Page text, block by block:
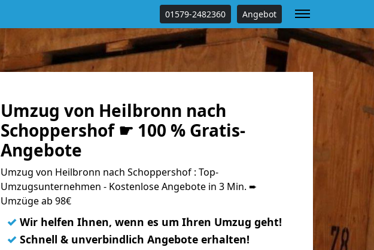
01579-2482360 Angebot
Umzug von Heilbronn nach
Schoppershof ☛ 100 % Gratis-
Angebote
Umzug von Heilbronn nach Schoppershof : Top-
Umzugsunternehmen - Kostenlose Angebote in 3 Min. ➨
Umzüge ab 98€
✓ Wir helfen Ihnen, wenn es um Ihren Umzug geht!
✓ Schnell & unverbindlich Angebote erhalten!